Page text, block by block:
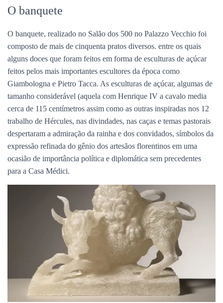
O banquete
O banquete, realizado no Salão dos 500 no Palazzo Vecchio foi
composto de mais de cinquenta pratos diversos. entre os quais
alguns doces que foram feitos em forma de esculturas de açúcar
feitos pelos mais importantes escultores da época como
Giambologna e Pietro Tacca. As esculturas de açúcar, algumas de
tamanho considerável (aquela com Henrique IV a cavalo media
cerca de 115 centímetros assim como as outras inspiradas nos 12
trabalho de Hércules, nas divindades, nas caças e temas pastorais
despertaram a admiração da rainha e dos convidados, símbolos da
expressão refinada do gênio dos artesãos florentinos em uma
ocasião de importância política e diplomática sem precedentes
para a Casa Médici.